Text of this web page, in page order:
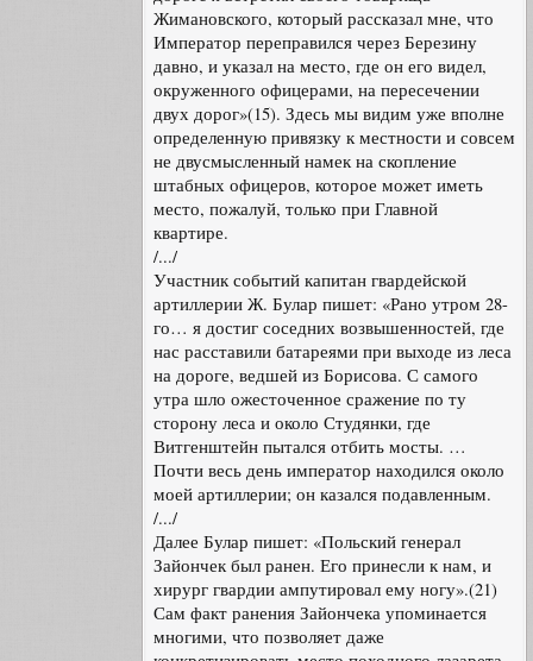
Жимановского, который рассказал мне, что
Император переправился через Березину
давно, и указал на место, где он его видел,
окруженного офицерами, на пересечении
двух дорог»(15). Здесь мы видим уже вполне
определенную привязку к местности и совсем
не двусмысленный намек на скопление
штабных офицеров, которое может иметь
место, пожалуй, только при Главной
квартире.
/.../
Участник событий капитан гвардейской
артиллерии Ж. Булар пишет: «Рано утром 28-
го… я достиг соседних возвышенностей, где
нас расставили батареями при выходе из леса
на дороге, ведшей из Борисова. С самого
утра шло ожесточенное сражение по ту
сторону леса и около Студянки, где
Витгенштейн пытался отбить мосты. …
Почти весь день император находился около
моей артиллерии; он казался подавленным.
/.../
Далее Булар пишет: «Польский генерал
Зайончек был ранен. Его принесли к нам, и
хирург гвардии ампутировал ему ногу».(21)
Сам факт ранения Зайончека упоминается
многими, что позволяет даже